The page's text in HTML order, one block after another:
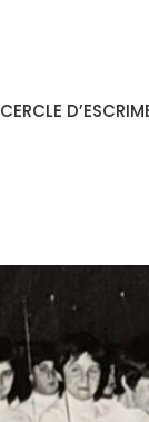
CERCLE